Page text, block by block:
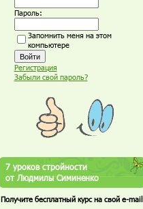
Пароль:
Запомнить меня на этом
компьютере
Регистрация
Забыли свой пароль?
7 уроков стройности
от Людмилы Симиненко
Получите бесплатный курс на свой e-mail